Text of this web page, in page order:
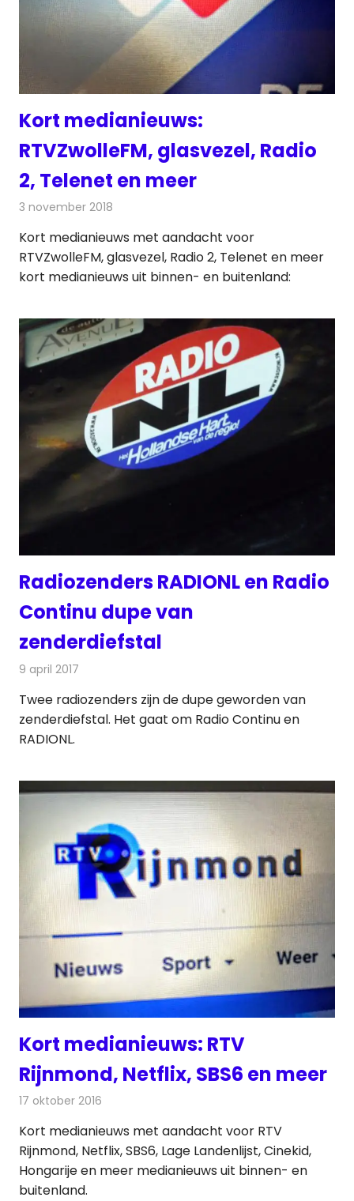
Kort medianieuws:
RTVZwolleFM, glasvezel, Radio
2, Telenet en meer
3 november 2018
Kort medianieuws met aandacht voor
RTVZwolleFM, glasvezel, Radio 2, Telenet en meer
kort medianieuws uit binnen- en buitenland:
Radiozenders RADIONL en Radio
Continu dupe van
zenderdiefstal
9 april 2017
Twee radiozenders zijn de dupe geworden van
zenderdiefstal. Het gaat om Radio Continu en
RADIONL.
Kort medianieuws: RTV
Rijnmond, Netflix, SBS6 en meer
17 oktober 2016
Kort medianieuws met aandacht voor RTV
Rijnmond, Netflix, SBS6, Lage Landenlijst, Cinekid,
Hongarije en meer medianieuws uit binnen- en
buitenland.